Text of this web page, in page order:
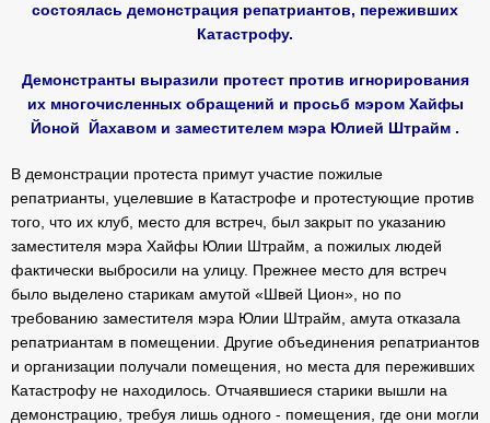
состоялась демонстрация репатриантов, переживших
Катастрофу.
Демонстранты выразили протест против игнорирования
их многочисленных обращений и просьб мэром Хайфы
Йоной Йахавом и заместителем мэра Юлией Штрайм .
В демонстрации протеста примут участие пожилые
репатрианты, уцелевшие в Катастрофе и протестующие против
того, что их клуб, место для встреч, был закрыт по указанию
заместителя мэра Хайфы Юлии Штрайм, а пожилых людей
фактически выбросили на улицу. Прежнее место для встреч
было выделено старикам амутой «Швей Цион», но по
требованию заместителя мэра Юлии Штрайм, амута отказала
репатриантам в помещении. Другие объединения репатриантов
и организации получали помещения, но места для переживших
Катастрофу не находилось. Отчаявшиеся старики вышли на
демонстрацию, требуя лишь одного - помещения, где они могли